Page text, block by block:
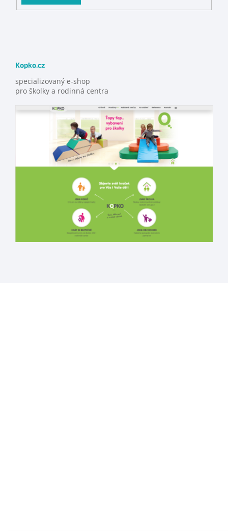
Kopko.cz
specializovaný e-shop
pro školky a rodinná centra